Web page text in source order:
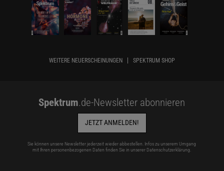
WEITERE NEUERSCHEINUNGEN SPEKTRUM SHOP
Spektrum.de-Newsletter abonnieren
JETZT ANMELDEN!
Sie können unsere Newsletter jederzeit wieder abbestellen. Infos zu unserem Umgang
mit Ihren personenbezogenen Daten finden Sie in unserer Datenschutzerklärung